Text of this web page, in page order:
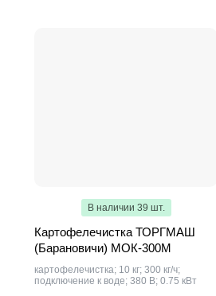
В наличии 39 шт.
Картофелечистка ТОРГМАШ
(Барановичи) МОК-300М
картофелечистка; 10 кг; 300 кг/ч;
подключение к воде; 380 В; 0.75 кВт